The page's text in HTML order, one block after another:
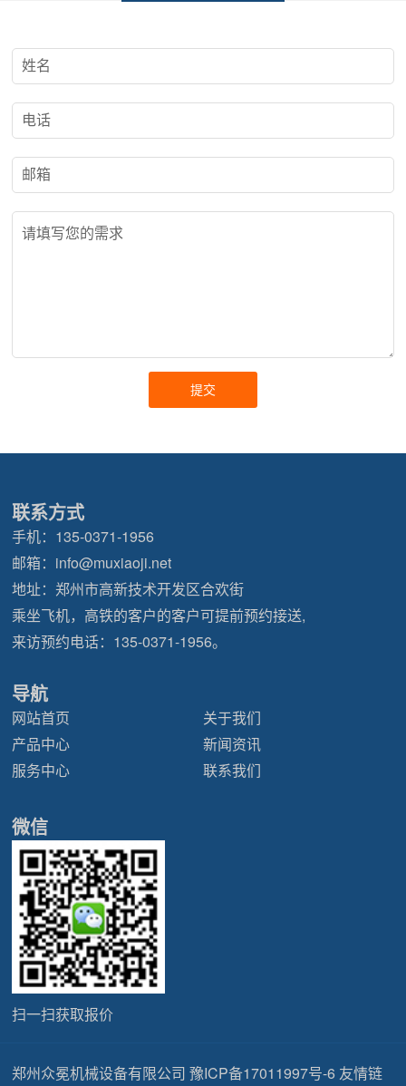
联系方式
手机： 135-0371-1956
邮箱： info@muxiaoji.net
地址：郑州市高新技术开发区合欢街
乘坐飞机，高铁的客户的客户可提前预约接送,
来访预约电话： 135-0371-1956。
导航
网站首页
关于我们
产品中心
新闻资讯
服务中心
联系我们
微信
扫一扫获取报价
郑州众冕机械设备有限公司豫ICP备17011997号-6 友情链